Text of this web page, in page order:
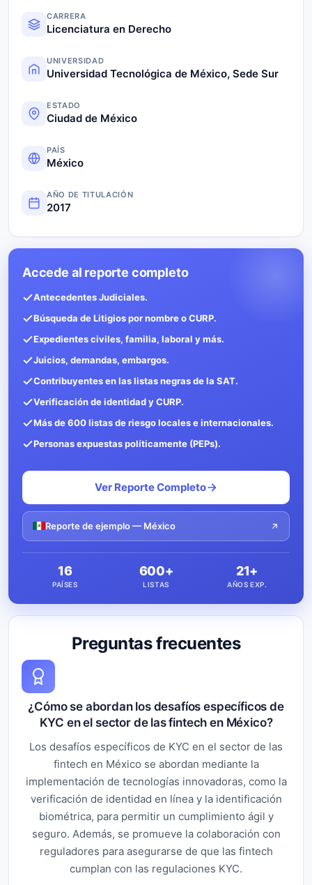
CARRERA
Licenciatura en Derecho
UNIVERSIDAD
Universidad Tecnológica de México, Sede Sur
ESTADO
Ciudad de México
PAÍS
México
AÑO DE TITULACIÓN
2017
Preguntas frecuentes
¿Cómo se abordan los desafíos específicos de
KYC en el sector de las fintech en México?
Los desafíos específicos de KYC en el sector de las
fintech en México se abordan mediante la
implementación de tecnologías innovadoras, como la
verificación de identidad en línea y la identificación
biométrica, para permitir un cumplimiento ágil y
seguro. Además, se promueve la colaboración con
reguladores para asegurarse de que las fintech
cumplan con las regulaciones KYC.
Accede al reporte completo
Antecedentes Judiciales.
Búsqueda de Litigios por nombre o CURP.
Expedientes civiles, familia, laboral y más.
Juicios, demandas, embargos.
Contribuyentes en las listas negras de la SAT.
Verificación de identidad y CURP.
Más de 600 listas de riesgo locales e internacionales.
Personas expuestas políticamente (PEPs).
Ver Reporte Completo
Reporte de ejemplo — México
16
PAÍSES
600+
LISTAS
21+
AÑOS EXP.